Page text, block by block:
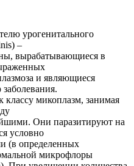
урогенитального
–
вырабатывающиеся в
и являющиеся
классу микоплазм, занимая
Они паразитируют на
условно
(в определенных
микрофлоры